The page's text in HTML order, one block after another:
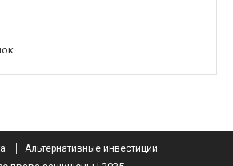
Альтернативные инвестиции